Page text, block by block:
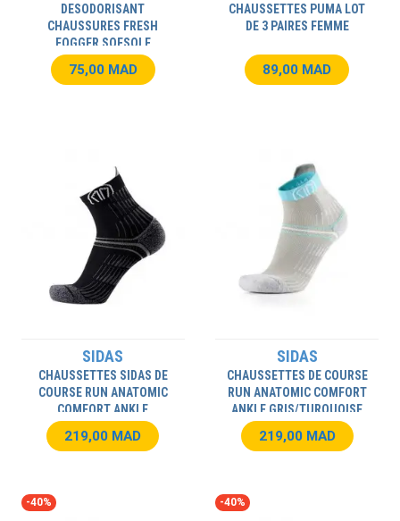
DESODORISANT
CHAUSSURES FRESH
FOGGER SOFSOLE
75,00 MAD
CHAUSSETTES PUMA LOT
DE 3 PAIRES FEMME
89,00 MAD
SIDAS
CHAUSSETTES SIDAS DE
COURSE RUN ANATOMIC
COMFORT ANKLE
NOIR/GRIS ADULTES
219,00 MAD
SIDAS
CHAUSSETTES DE COURSE
RUN ANATOMIC COMFORT
ANKLE GRIS/TURQUOISE
219,00 MAD
-40% -40%